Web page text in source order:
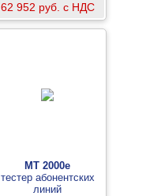
62 952 руб. с НДС
MT 2000е
тестер абонентских
линий